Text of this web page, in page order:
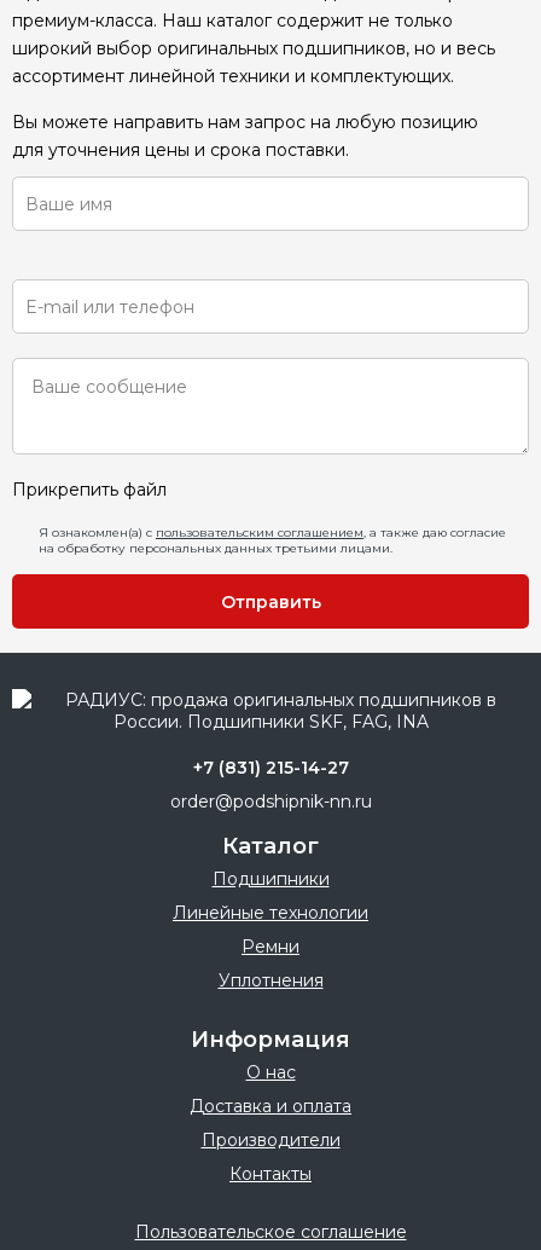
премиум-класса. Наш каталог содержит не только
широкий выбор оригинальных подшипников, но и весь
ассортимент линейной техники и комплектующих.
Вы можете направить нам запрос на любую позицию
для уточнения цены и срока поставки.
Прикрепить файл
Я ознакомлен(а) с пользовательским соглашением, а также даю согласие
на обработку персональных данных третьими лицами.
Отправить
+7 (831) 215-14-27
order@podshipnik-nn.ru
Каталог
Подшипники
Линейные технологии
Ремни
Уплотнения
Информация
О нас
Доставка и оплата
Производители
Контакты
Пользовательское соглашение